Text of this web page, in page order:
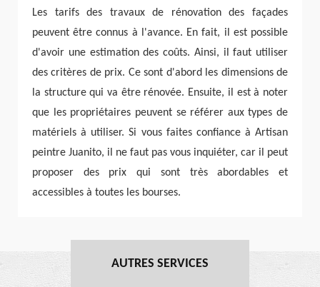
Les tarifs des travaux de rénovation des façades
peuvent être connus à l'avance. En fait, il est possible
d'avoir une estimation des coûts. Ainsi, il faut utiliser
des critères de prix. Ce sont d'abord les dimensions de
la structure qui va être rénovée. Ensuite, il est à noter
que les propriétaires peuvent se référer aux types de
matériels à utiliser. Si vous faites confiance à Artisan
peintre Juanito, il ne faut pas vous inquiéter, car il peut
proposer des prix qui sont très abordables et
accessibles à toutes les bourses.
AUTRES SERVICES